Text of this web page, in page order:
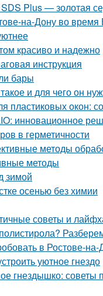
Plus — золотая
на-Дону во
красиво и надежно
инструкция
бары
и для чего он
пластиковых окон:
инновационное
в герметичности
методы
методы
зимой
осенью без химии
советы и
в Ростове-на-
уютное гнездо
гнездышко: советы